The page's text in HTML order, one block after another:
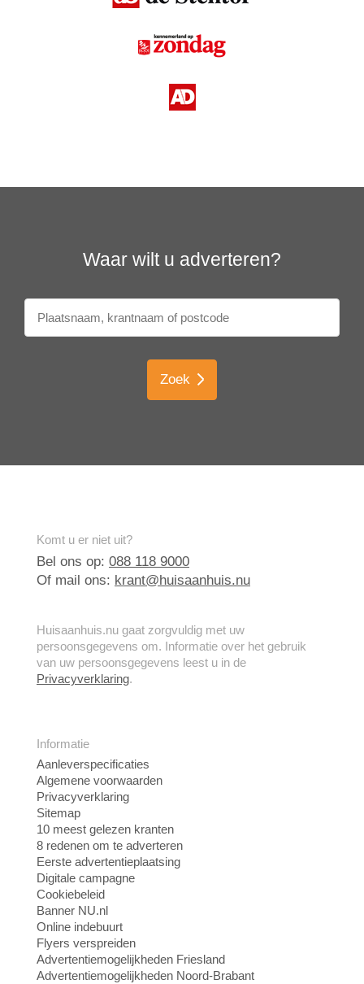
Waar wilt u adverteren?
Zoek
Komt u er niet uit?
Bel ons op: 088 118 9000
Of mail ons: krant@huisaanhuis.nu
Huisaanhuis.nu gaat zorgvuldig met uw
persoonsgegevens om. Informatie over het gebruik
van uw persoonsgegevens leest u in de
Privacyverklaring.
Informatie
Aanleverspecificaties
Algemene voorwaarden
Privacyverklaring
Sitemap
10 meest gelezen kranten
8 redenen om te adverteren
Eerste advertentieplaatsing
Digitale campagne
Cookiebeleid
Banner NU.nl
Online indebuurt
Flyers verspreiden
Advertentiemogelijkheden Friesland
Advertentiemogelijkheden Noord-Brabant